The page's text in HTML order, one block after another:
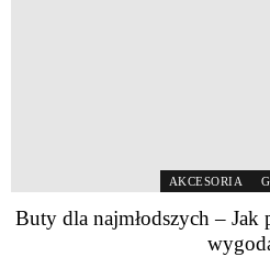
AKCESORIA
Buty dla najmłodszych – Jak